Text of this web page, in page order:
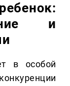
и
в особой